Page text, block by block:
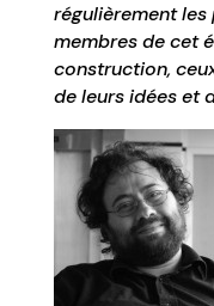
régulièrement
membres de cet
construction,
de leurs idées et